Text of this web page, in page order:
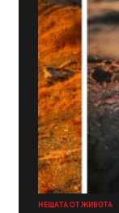
НЕЩАТА ОТ ЖИВОТА